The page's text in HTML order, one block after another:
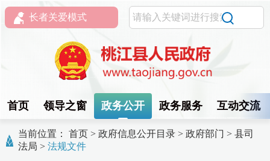
长者关爱模式
首页 领导之窗 政务公开 政务服务 互动交流
当前位置： 首页 > 政府信息公开目录 > 政府部门 > 县司
法局 > 法规文件